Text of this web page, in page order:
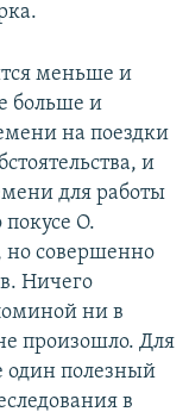
меньше и
больше и
на поездки
и
для работы
покусе О.
но совершенно
Ничего
ни в
произошло. Для
один полезный
в